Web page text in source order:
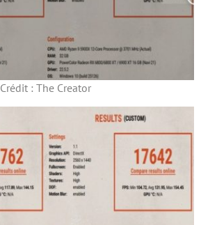
Crédit : The Creator